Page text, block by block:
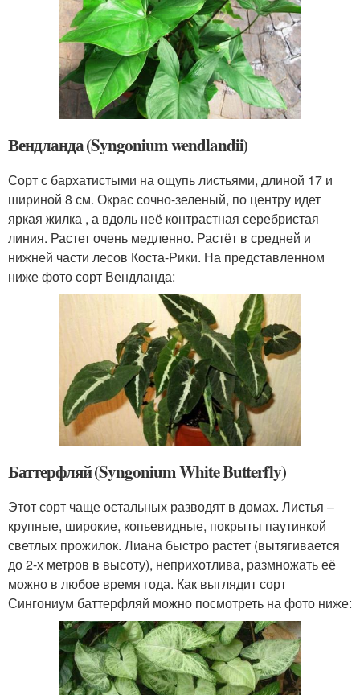
Вендланда (Syngonium wendlandii)
Сорт с бархатистыми на ощупь листьями, длиной 17 и
шириной 8 см. Окрас сочно-зеленый, по центру идет
яркая жилка , а вдоль неё контрастная серебристая
линия. Растет очень медленно. Растёт в средней и
нижней части лесов Коста-Рики. На представленном
ниже фото сорт Вендланда:
Баттерфляй (Syngonium White Butterfly)
Этот сорт чаще остальных разводят в домах. Листья –
крупные, широкие, копьевидные, покрыты паутинкой
светлых прожилок. Лиана быстро растет (вытягивается
до 2-х метров в высоту), неприхотлива, размножать её
можно в любое время года. Как выглядит сорт
Сингониум баттерфляй можно посмотреть на фото ниже: